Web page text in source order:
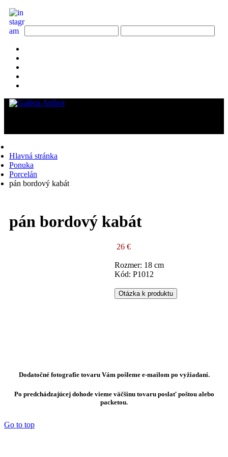
Hlavná stránka
Ponuka
Porcelán
pán bordový kabát
pán bordový kabát
26 €
Rozmer: 18 cm
Kód: P1012
Otázka k produktu
Dodatočné fotografie tovaru Vám pošleme e-mailom po vyžiadaní.
Po predchádzajúcej dohode vieme väčšinu tovaru poslať poštou alebo
packetou.
Go to top